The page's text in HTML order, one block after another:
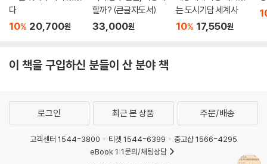
데, 그나마 1~2개를 제외하면 중요 부분이 깨지거나 질이 그다지 높지 않
아 불상 디자인을 제대로 파악하기 힘들다.
수 있겠다. 그러면 이러한 전시를 관람함으로써 누구든지 자연스럽게 한반
도를 넘어 세계사 속 한반도 역사를 머리에 그릴 수 있을 것이다. 국립중앙
세계사 속에서 한국 유물의 가치를 증명해내야 한다. 이런 부분이 충분히
한반도에 국한된 범위를 넘어 더 넓은 세계관을 키워주는 교육 역시 가능
다
10% 20,700원
할까? (큰글자도서)
33,000원
는 도시기담 세계사
10% 17,550원
이 책을 구입하신 분들이 산 분야 책
로그인 최근 본 상품 주문/배송
고객센터 1544-3800 티켓 1544-6399
중고샵 1566-4295
eBook 1:1문의/채팅상담